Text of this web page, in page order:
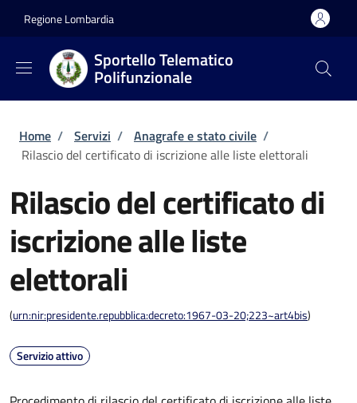
Regione Lombardia
Sportello Telematico
Polifunzionale
Briciole di pane
Home / Servizi / Anagrafe e stato civile /
Rilascio del certificato di iscrizione alle liste elettorali
Rilascio del certificato di
iscrizione alle liste
elettorali
(urn:nir:presidente.repubblica:decreto:1967-03-20;223~art4bis)
Servizio attivo